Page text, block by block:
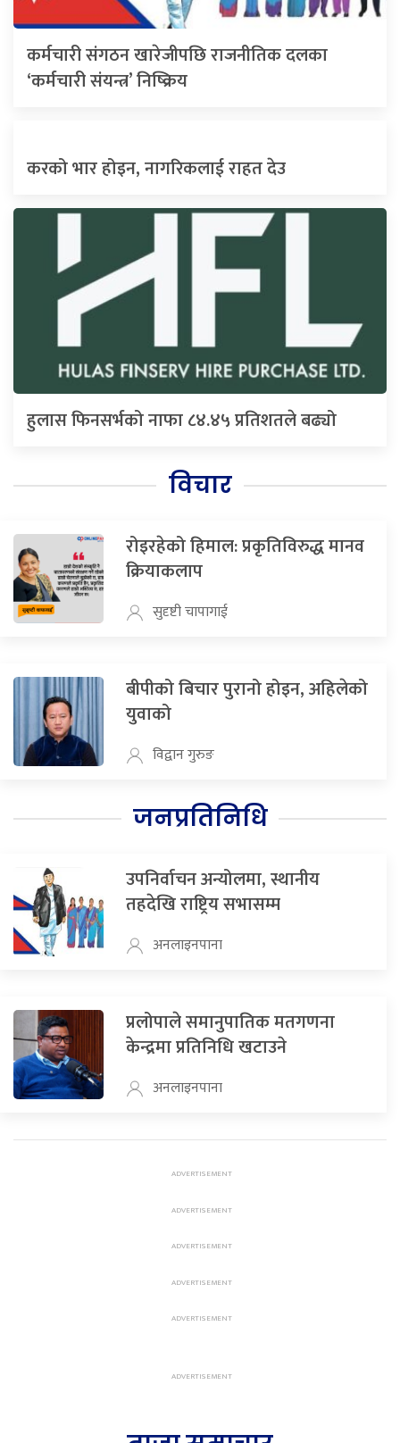
कर्मचारी संगठन खारेजीपछि राजनीतिक दलका
‘कर्मचारी संयन्त्र’ निष्क्रिय
करको भार होइन, नागरिकलाई राहत देउ
हुलास फिनसर्भको नाफा ८४.४५ प्रतिशतले बढ्यो
विचार
रोइरहेको हिमाल: प्रकृतिविरुद्ध मानव
क्रियाकलाप
सुदृष्टी चापागाई
बीपीको बिचार पुरानो होइन, अहिलेको
युवाको
विद्वान गुरुङ
जनप्रतिनिधि
उपनिर्वाचन अन्योलमा, स्थानीय
तहदेखि राष्ट्रिय सभासम्म
अनलाइनपाना
प्रलोपाले समानुपातिक मतगणना
केन्द्रमा प्रतिनिधि खटाउने
अनलाइनपाना